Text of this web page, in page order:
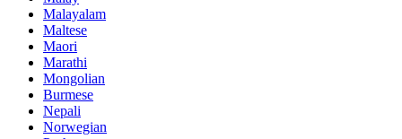
Malayalam
Maltese
Maori
Marathi
Mongolian
Burmese
Nepali
Norwegian